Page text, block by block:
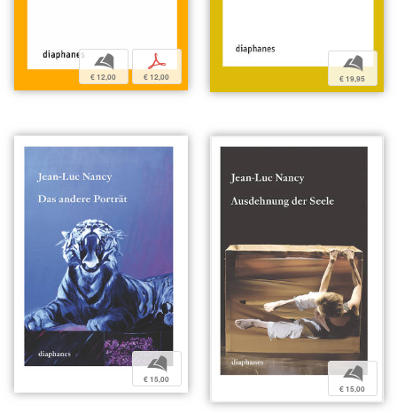
b
€ 12,00
p
€ 12,00
b
€ 19,95
b
€ 15,00 b
€ 15,00